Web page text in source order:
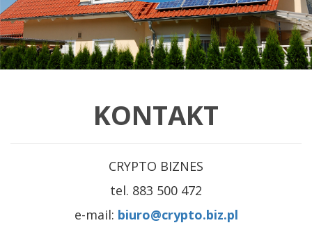
KONTAKT
CRYPTO BIZNES
tel. 883 500 472
e-mail: biuro@crypto.biz.pl